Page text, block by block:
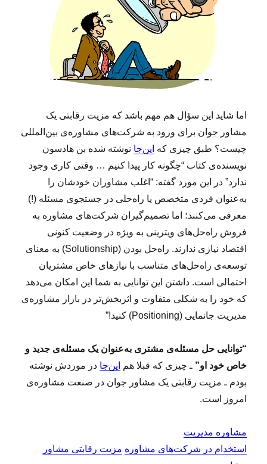
اما شاید این سؤال هم مهم باشد که مزیت رقابتی یک
مشاور جوان برای ورود به شرکت‌های مشاوره‌ی بین‌المللی
چیست؟ طبق چیزی که این‌جا نوشته شده بن هادسون
نویسنده‌ی کتاب “چگونه کار پیدا کنیم … وقتی کاری وجود
ندارد” در این مورد گفته: “اغلب مشاوران خودشان را
به‌عنوان فردی متخصص یا راه‌حلی در جستجوی مسئله (!)
معرفی می‌کنند؛ اما تصمیم‌گیران شرکت‌های مشاوره به
فروش راه‌حل‌های ویترینی به ویژه در وضعیت کنونی
اقتصاد نیازی ندارند. راه‌حل بودن (Solutionship) به معنای
توسعه‌ی راه‌حل‌های متناسب با نیازهای خاص مشتریان
احتمالی است. داشتن این توانایی به شما این امکان می‌دهد
که خود را به شکلی متفاوت و اثربخش‌تر در بازار مشاوره‌ی
مدیریت جانمایی (Positioning) کنید!”
“توانایی حل مسئله‌ی مشتری به‌عنوان یک مسئله‌ی جدید و
خاص خود او”ـ چیزی که قبلا هم این‌جا در موردش نوشته
بودم ـ مزیت رقابتی یک مشاور جوان در صنعت مشاوره‌ی
امروز است.
مشاوره مدیریت
استخدام در شرکت‌های مشاوره مزیت رقابتی مشاور